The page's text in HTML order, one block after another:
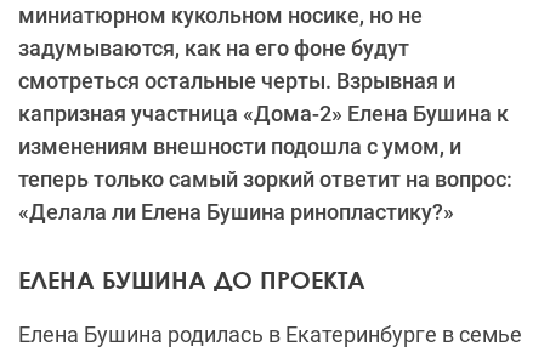
миниатюрном кукольном носике, но не
задумываются, как на его фоне будут
смотреться остальные черты. Взрывная и
капризная участница «Дома-2» Елена Бушина к
изменениям внешности подошла с умом, и
теперь только самый зоркий ответит на вопрос:
«Делала ли Елена Бушина ринопластику?»
ЕЛЕНА БУШИНА ДО ПРОЕКТА
Елена Бушина родилась в Екатеринбурге в семье